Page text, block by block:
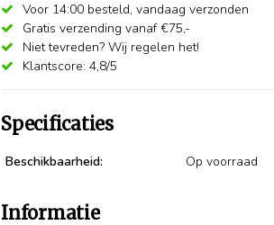
Voor 14:00 besteld, vandaag verzonden
Gratis verzending vanaf €75,-
Niet tevreden? Wij regelen het!
Klantscore: 4,8/5
Specificaties
Beschikbaarheid: Op voorraad
Informatie